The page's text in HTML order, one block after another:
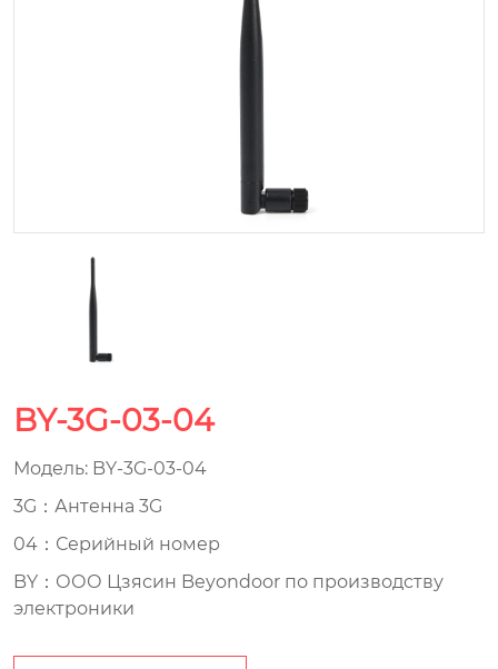
BY-3G-03-04
Модель: BY-3G-03-04
3G：Антенна 3G
04：Серийный номер
BY：ООО Цзясин Beyondoor по производству
электроники